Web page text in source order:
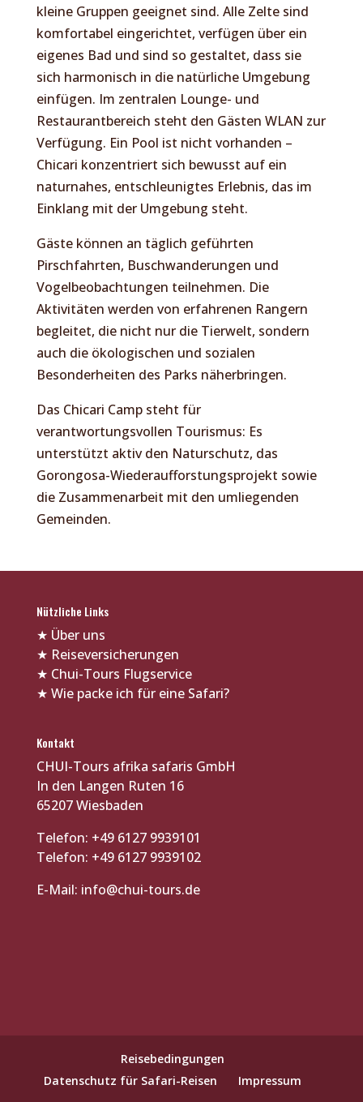
kleine Gruppen geeignet sind. Alle Zelte sind
komfortabel eingerichtet, verfügen über ein
eigenes Bad und sind so gestaltet, dass sie
sich harmonisch in die natürliche Umgebung
einfügen. Im zentralen Lounge- und
Restaurantbereich steht den Gästen WLAN zur
Verfügung. Ein Pool ist nicht vorhanden –
Chicari konzentriert sich bewusst auf ein
naturnahes, entschleunigtes Erlebnis, das im
Einklang mit der Umgebung steht.
Gäste können an täglich geführten
Pirschfahrten, Buschwanderungen und
Vogelbeobachtungen teilnehmen. Die
Aktivitäten werden von erfahrenen Rangern
begleitet, die nicht nur die Tierwelt, sondern
auch die ökologischen und sozialen
Besonderheiten des Parks näherbringen.
Das Chicari Camp steht für
verantwortungsvollen Tourismus: Es
unterstützt aktiv den Naturschutz, das
Gorongosa-Wiederaufforstungsprojekt sowie
die Zusammenarbeit mit den umliegenden
Gemeinden.
Nützliche Links
★ Über uns
★ Reiseversicherungen
★ Chui-Tours Flugservice
★ Wie packe ich für eine Safari?
Kontakt
CHUI-Tours afrika safaris GmbH
In den Langen Ruten 16
65207 Wiesbaden
Telefon: +49 6127 9939101
Telefon: +49 6127 9939102
E-Mail: info@chui-tours.de
Reisebedingungen
Datenschutz für Safari-Reisen
Impressum